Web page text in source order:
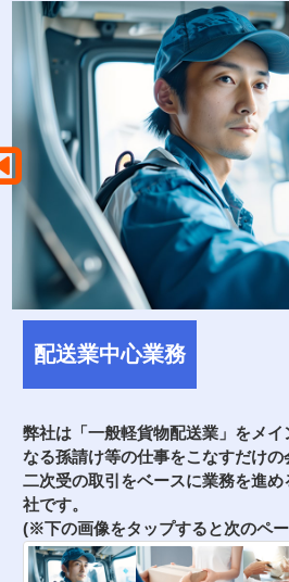
配送業中心業務
弊社は「一般軽貨物配送業」をメ
なる孫請け等の仕事をこなすだけ
二次受の取引をベースに業務を進
社です。
(※下の画像をタップすると次のペ